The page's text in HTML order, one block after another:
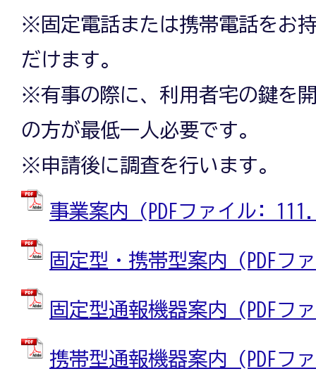
※固定電話または携帯電話をお
だけます。
※有事の際に、利用者宅の鍵を
の方が最低一人必要です。
※申請後に調査を行います。
事業案内 (PDFファイル:
固定型・携帯型案内 (PDFフ
固定型通報機器案内 (PDFフ
携帯型通報機器案内 (PDFフ